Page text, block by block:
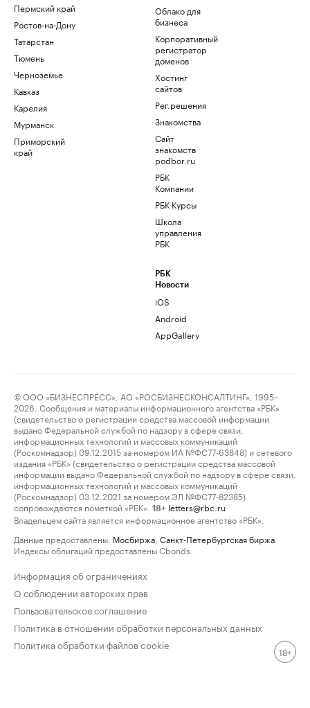
Пермский край
Ростов-на-Дону
Татарстан
Тюмень
Черноземье
Кавказ
Карелия
Мурманск
Приморский
край
Облако для
бизнеса
Корпоративный
регистратор
доменов
Хостинг
сайтов
Рег.решения
Знакомства
Сайт
знакомств
podbor.ru
РБК
Компании
РБК Курсы
Школа
управления
РБК
РБК
Новости
iOS
Android
AppGallery
© ООО «БИЗНЕСПРЕСС», АО «РОСБИЗНЕСКОНСАЛТИНГ», 1995–
2026. Сообщения и материалы информационного агентства «РБК»
(свидетельство о регистрации средства массовой информации
выдано Федеральной службой по надзору в сфере связи,
информационных технологий и массовых коммуникаций
(Роскомнадзор) 09.12.2015 за номером ИА №ФС77-63848) и сетевого
издания «РБК» (свидетельство о регистрации средства массовой
информации выдано Федеральной службой по надзору в сфере связи,
информационных технологий и массовых коммуникаций
(Роскомнадзор) 03.12.2021 за номером ЭЛ №ФС77-82385)
сопровождаются пометкой «РБК».
18+ letters@rbc.ru
Владельцем сайта является информационное агентство «РБК».
Данные предоставлены: Мосбиржа Санкт-Петербургская биржа
Индексы облигаций предоставлены Cbonds.
Информация об ограничениях
О соблюдении авторских прав
Пользовательское соглашение
Политика в отношении обработки персональных данных
Политика обработки файлов cookie
18+